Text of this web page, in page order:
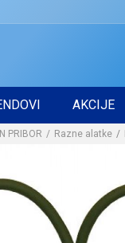
AKCIJE
PRIBOR Razne alatke